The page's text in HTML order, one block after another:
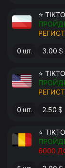
⭐
0 шт. 3.00 $
⭐
0 шт. 2.50 $
⭐
6000